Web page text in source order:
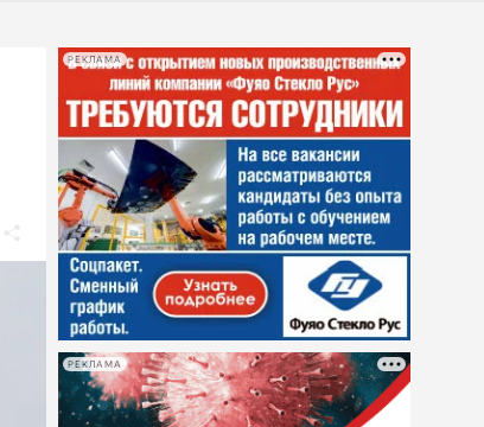
РЕКЛАМА
РЕКЛАМА